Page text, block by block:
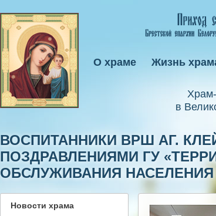
в
О храме Жизнь
ВОСПИТАННИКИ ВРШ АГ.
ПОЗДРАВЛЕНИЯМИ ГУ
ОБСЛУЖИВАНИЯ
Новости храма